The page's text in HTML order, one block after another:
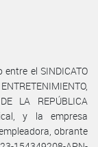
entre el SINDICATO
LA REPÚBLICA
y la empresa
obrante